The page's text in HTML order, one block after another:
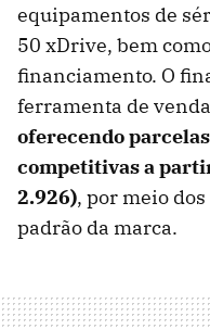
equipamentos de
50 xDrive, bem
financiamento. O
ferramenta de
oferecendo
competitivas a
2.926), por meio
padrão da marca.